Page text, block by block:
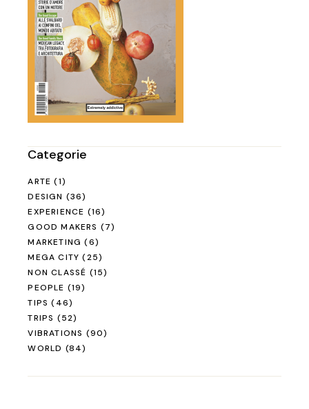
Categorie
ARTE (1)
DESIGN (36)
EXPERIENCE (16)
GOOD MAKERS (7)
MARKETING (6)
MEGA CITY (25)
NON CLASSÉ (15)
PEOPLE (19)
TIPS (46)
TRIPS (52)
VIBRATIONS (90)
WORLD (84)